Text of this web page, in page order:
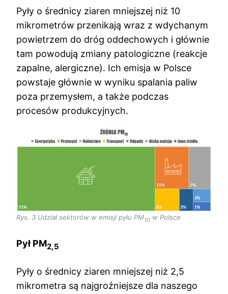
Pyły o średnicy ziaren mniejszej niż 10
mikrometrów przenikają wraz z wdychanym
powietrzem do dróg oddechowych i głównie
tam powodują zmiany patologiczne (reakcje
zapalne, alergiczne). Ich emisja w Polsce
powstaje głównie w wyniku spalania paliw
poza przemysłem, a także podczas
procesów produkcyjnych.
Rys. 3 Udział sektorów w emisji pyłu PM10 w Polsce
Pył PM2,5
Pyły o średnicy ziaren mniejszej niż 2,5
mikrometra są najgroźniejsze dla naszego